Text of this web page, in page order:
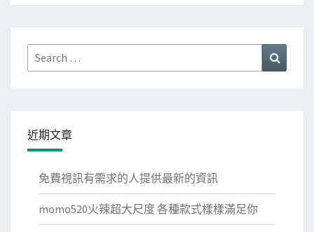
Search
for:
近期文章
免費視訊有需求的人提供最新的資訊
momo520火辣超大尺度 各種款式樣樣滿足你